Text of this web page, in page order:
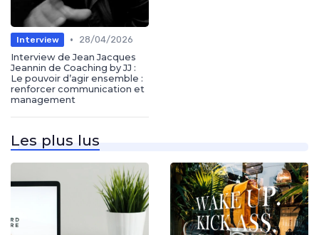
Interview •
28/04/2026
Interview de Jean Jacques
Jeannin de Coaching by JJ :
Le pouvoir d’agir ensemble :
renforcer communication et
management
Les plus lus